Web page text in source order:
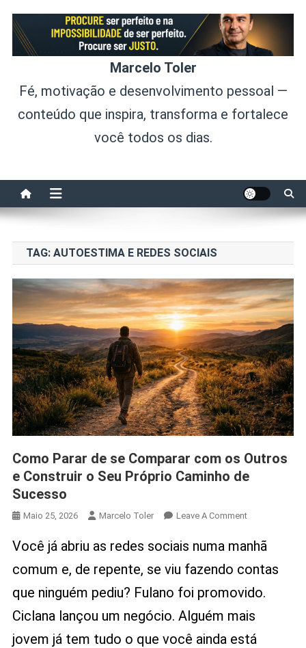
content
Marcelo Toler
Fé, motivação e desenvolvimento pessoal —
conteúdo que inspira, transforma e fortalece
você todos os dias.
TAG: AUTOESTIMA E REDES SOCIAIS
Como Parar de se Comparar com os Outros
e Construir o Seu Próprio Caminho de
Sucesso
Maio 25, 2026 Marcelo Toler Leave A CommentOn
Parar
Comparar
Com
Outros
Você já abriu as redes sociais numa manhã
comum e, de repente, se viu fazendo contas
que ninguém pediu? Fulano foi promovido.
Ciclana lançou um negócio. Alguém mais
jovem já tem tudo o que você ainda está